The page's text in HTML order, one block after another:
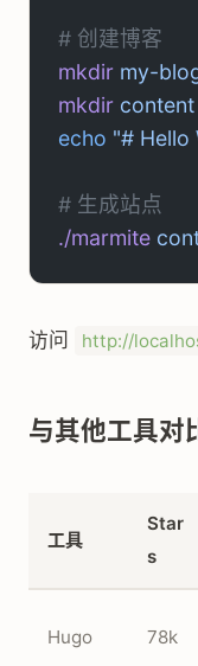
# 创建博客
mkdir my-
mkdir content
echo "# Hello
# 生成站点
./marmite
访问 http://
与其他工具对
工具
Star
s
Hugo 78k